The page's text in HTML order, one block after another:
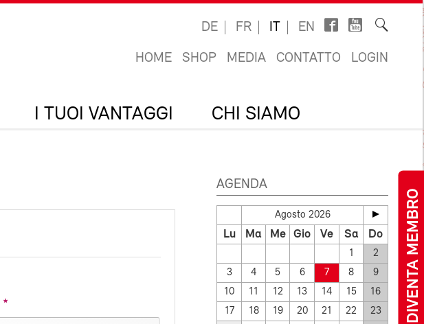
DIVENTA MEMBRO
DE FR IT EN
HOME SHOP MEDIA CONTATTO LOGIN
I TUOI VANTAGGI CHI SIAMO
AGENDA
Agosto 2026
Lu Ma Me Gio Ve Sa Do
1
2
3
4 5 6 7 8
9
10
11 12 13 14 15
16
17
18 19 20 21 22 23